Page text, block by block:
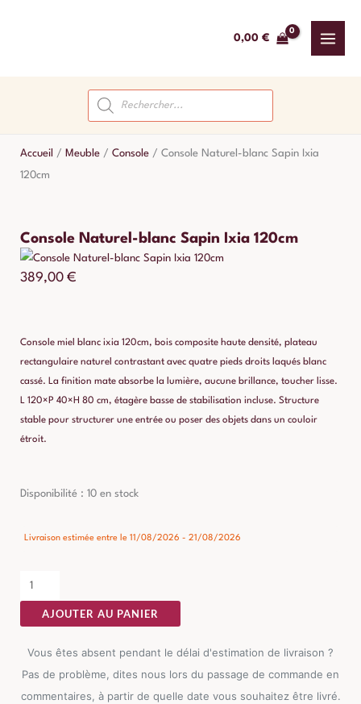
0,00 €
Recherche
de
produits
Accueil / Meuble / Console / Console Naturel-blanc Sapin Ixia
120cm
Console Naturel-blanc Sapin Ixia 120cm
389,00 €
Console miel blanc ixia 120cm, bois composite haute densité, plateau
rectangulaire naturel contrastant avec quatre pieds droits laqués blanc
cassé. La finition mate absorbe la lumière, aucune brillance, toucher lisse.
L 120×P 40×H 80 cm, étagère basse de stabilisation incluse. Structure
stable pour structurer une entrée ou poser des objets dans un couloir
étroit.
Disponibilité : 10 en stock
Livraison estimée entre le 11/08/2026 - 21/08/2026
quantité
Console
blanc
Sapin
Ixia
AJOUTER AU PANIER
Vous êtes absent pendant le délai d'estimation de livraison ?
Pas de problème, dites nous lors du passage de commande en
commentaires, à partir de quelle date vous souhaitez être livré.